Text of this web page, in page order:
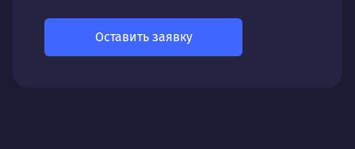
Оставить заявку